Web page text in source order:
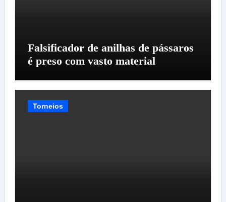
Falsificador de anilhas de pássaros
é preso com vasto material
Torneios